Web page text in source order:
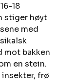
18
stiger høyt
med
mot bakken
en stein.
frø